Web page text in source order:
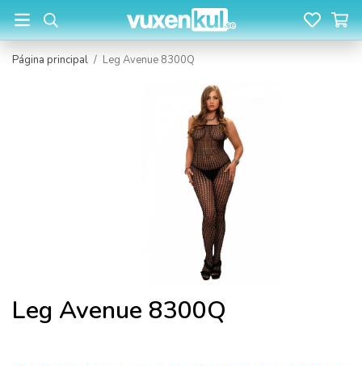
Página principal / Leg Avenue 8300Q
Leg Avenue 8300Q